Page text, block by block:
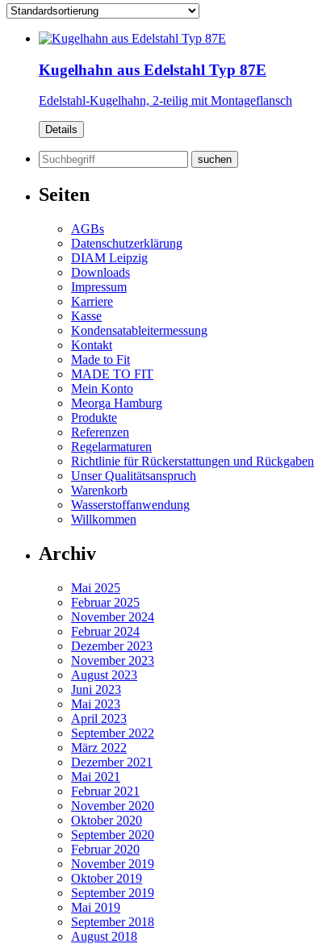
Kugelhahn aus Edelstahl Typ 87E
Edelstahl-Kugelhahn, 2-teilig mit Montageflansch
Details
Suchen
nach:
Seiten
AGBs
Datenschutzerklärung
DIAM Leipzig
Downloads
Impressum
Karriere
Kasse
Kondensatableitermessung
Kontakt
Made to Fit
MADE TO FIT
Mein Konto
Meorga Hamburg
Produkte
Referenzen
Regelarmaturen
Richtlinie für Rückerstattungen und Rückgaben
Unser Qualitätsanspruch
Warenkorb
Wasserstoffanwendung
Willkommen
Archiv
Mai 2025
Februar 2025
November 2024
Februar 2024
Dezember 2023
November 2023
August 2023
Juni 2023
Mai 2023
April 2023
September 2022
März 2022
Dezember 2021
Mai 2021
Februar 2021
November 2020
Oktober 2020
September 2020
Februar 2020
November 2019
Oktober 2019
September 2019
Mai 2019
September 2018
August 2018